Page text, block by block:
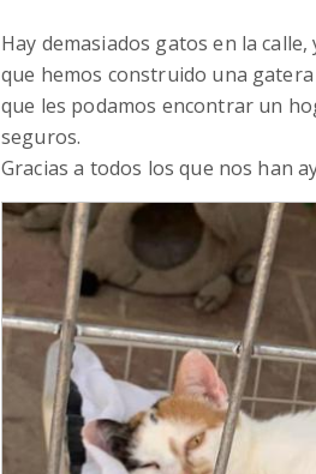
Hay demasiados gatos en la
que hemos construido una
que les podamos encontrar un
seguros.
Gracias a todos los que nos han